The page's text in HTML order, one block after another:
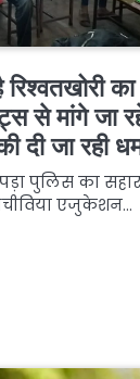
से मांगे जा
दी जा रही
पुलिस का
एजुकेशन…